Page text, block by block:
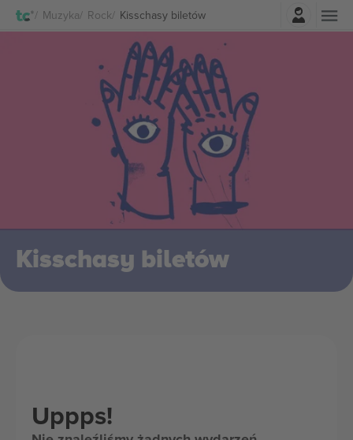
Muzyka Rock Kisschasy biletówZaloguj sie
Kisschasy biletów
Uppps!